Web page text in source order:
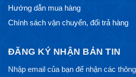
Hướng dẫn mua hàng
Chính sách vận chuyển, đổi trả hàng
ĐĂNG KÝ NHẬN BẢN TIN
Nhập email của bạn để nhận các